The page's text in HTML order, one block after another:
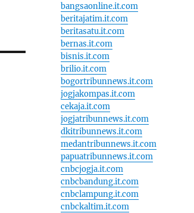
bangsaonline.it.com
beritajatim.it.com
beritasatu.it.com
bernas.it.com
bisnis.it.com
brilio.it.com
bogortribunnews.it.com
jogjakompas.it.com
cekaja.it.com
jogjatribunnews.it.com
dkitribunnews.it.com
medantribunnews.it.com
papuatribunnews.it.com
cnbcjogja.it.com
cnbcbandung.it.com
cnbclampung.it.com
cnbckaltim.it.com